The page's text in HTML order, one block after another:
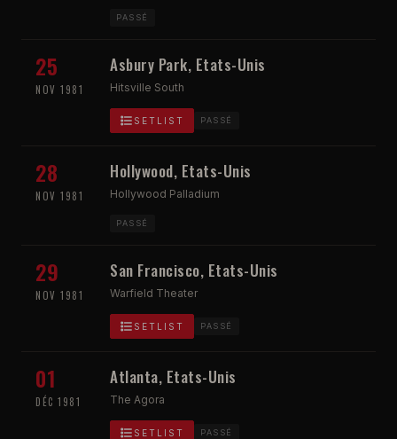
PASSÉ
25
NOV 1981
Asbury Park, Etats-Unis
Hitsville South
SETLIST PASSÉ
28
NOV 1981
Hollywood, Etats-Unis
Hollywood Palladium
PASSÉ
29
NOV 1981
San Francisco, Etats-Unis
Warfield Theater
SETLIST PASSÉ
01
DÉC 1981
Atlanta, Etats-Unis
The Agora
SETLIST PASSÉ